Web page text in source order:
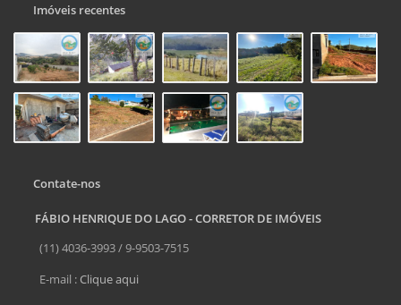
Imóveis recentes
Contate-nos
FÁBIO HENRIQUE DO LAGO - CORRETOR DE IMÓVEIS
(11) 4036-3993 / 9-9503-7515
E-mail :Clique aqui